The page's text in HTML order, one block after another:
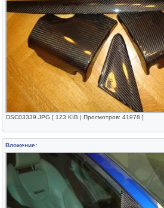
DSC03339.JPG [ 123 KIB | Просмотров: 41978 ]
Вложение: